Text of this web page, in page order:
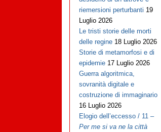
riemersioni perturbanti 19
Luglio 2026
Le tristi storie delle morti
delle regine 18 Luglio 2026
Storie di metamorfosi e di
epidemie 17 Luglio 2026
Guerra algoritmica,
sovranità digitale e
costruzione di immaginario
16 Luglio 2026
Elogio dell’eccesso / 11 –
Per me si va ne la città